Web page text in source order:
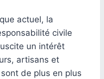
actuel, la
civile
un intérêt
artisans et
de plus en plus